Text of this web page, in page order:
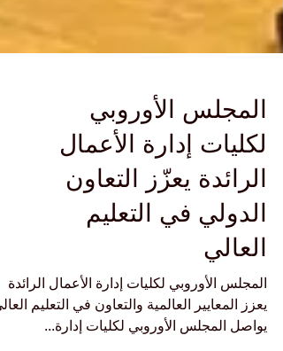
المجلس الأوروبي
لكليات إدارة الأعمال
الرائدة يعزّز التعاون
الدولي في التعليم
العالي
المجلس الأوروبي لكليات إدارة الأعمال الرائدة
يعزز المعايير العالمية والتعاون في التعليم